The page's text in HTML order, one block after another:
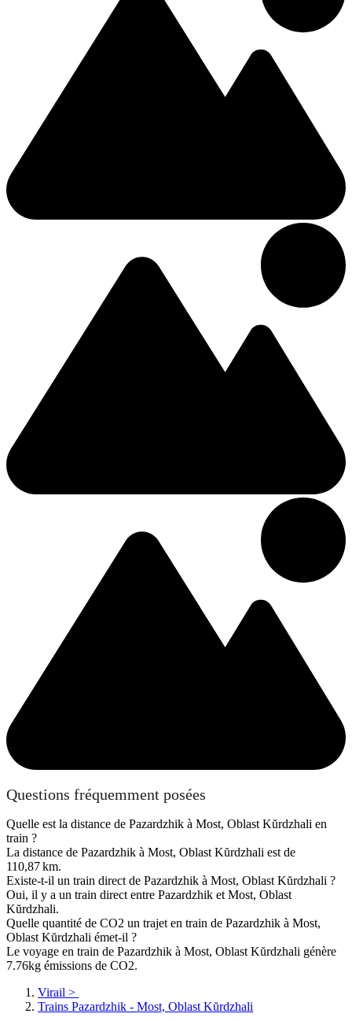
Questions fréquemment posées
Quelle est la distance de Pazardzhik à Most, Oblast Kŭrdzhali en
train ?
La distance de Pazardzhik à Most, Oblast Kŭrdzhali est de
110,87 km.
Existe-t-il un train direct de Pazardzhik à Most, Oblast Kŭrdzhali ?
Oui, il y a un train direct entre Pazardzhik et Most, Oblast
Kŭrdzhali.
Quelle quantité de CO2 un trajet en train de Pazardzhik à Most,
Oblast Kŭrdzhali émet-il ?
Le voyage en train de Pazardzhik à Most, Oblast Kŭrdzhali génère
7.76kg émissions de CO2.
Virail >
Trains Pazardzhik - Most, Oblast Kŭrdzhali